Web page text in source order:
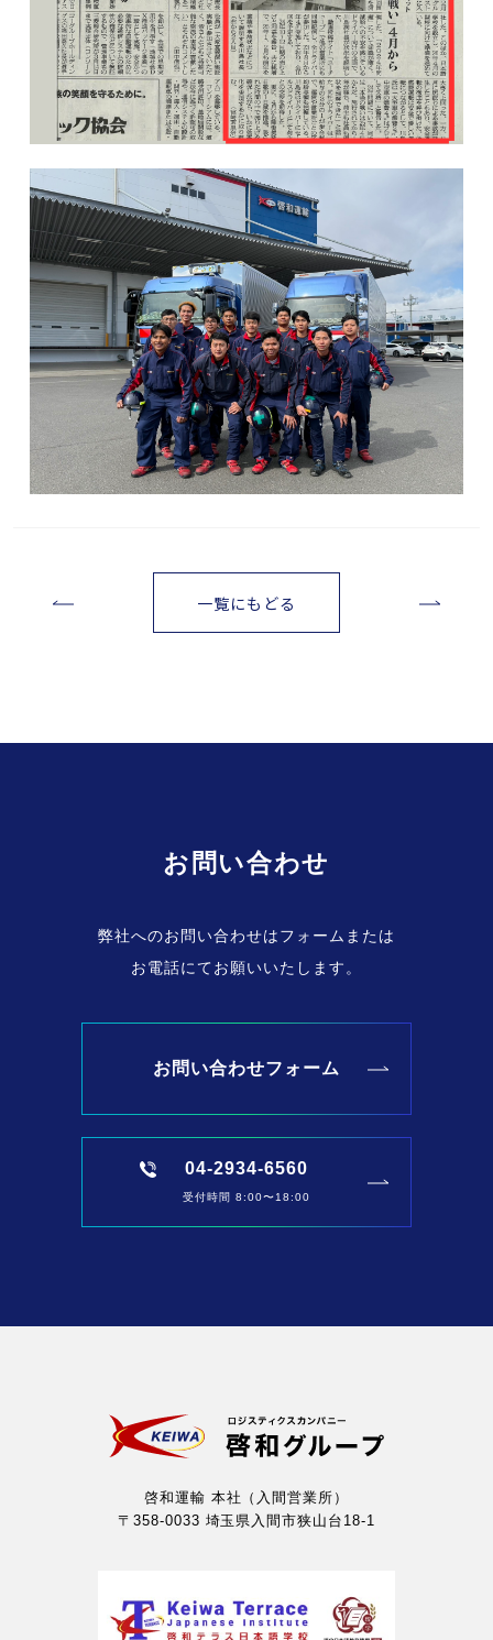
一覧にもどる
お問い合わせ
弊社へのお問い合わせはフォームまたは
お電話にてお願いいたします。
お問い合わせフォーム
04-2934-6560
受付時間 8:00〜18:00
啓和運輸 本社（入間営業所）
〒358-0033 埼玉県入間市狭山台18-1